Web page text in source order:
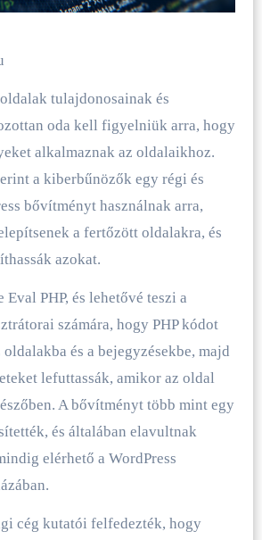
tulajdonosainak és
oda kell figyelniük arra, hogy
alkalmaznak az oldalaikhoz.
a kiberbűnözők egy régi és
bővítményt használnak arra,
a fertőzött oldalakra, és
azokat.
PHP, és lehetővé teszi a
számára, hogy PHP kódot
és a bejegyzésekbe, majd
lefuttassák, amikor az oldal
A bővítményt több mint egy
és általában elavultnak
elérhető a WordPress
cég kutatói felfedezték, hogy